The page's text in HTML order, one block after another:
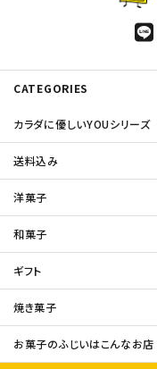
CATEGORIES
カラダに優しいYOUシリーズ
送料込み
洋菓子
和菓子
ギフト
焼き菓子
お菓子のふじいはこんなお店